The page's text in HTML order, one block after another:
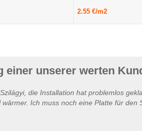
2.55 €/m2
einer unserer werten
die Installation hat problemlos
wärmer. Ich muss noch eine Platte für den